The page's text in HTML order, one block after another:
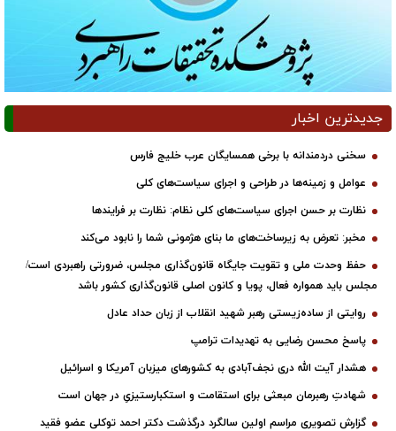
جدیدترین اخبار
سخنی دردمندانه با برخی همسایگان عرب خلیج فارس
عوامل و زمینه‌ها در طراحی و اجرای سیاست‌های کلی
نظارت بر حسن اجرای سیاست‌های کلی نظام: نظارت بر فرایندها
مخبر: تعرض به زیرساخت‌های ما بنای هژمونی شما را نابود می‌کند
حفظ وحدت ملی و تقویت جایگاه قانون‌گذاری مجلس، ضرورتی راهبردی است/
مجلس باید همواره فعال، پویا و کانون اصلی قانون‌گذاری کشور باشد
روایتی از ساده‌زیستی رهبر شهید انقلاب از زبان حداد عادل
پاسخ محسن رضایی به تهدیدات ترامپ
هشدار آیت الله دری نجف‌آبادی به کشورهای میزبان آمریکا و اسرائیل
شهادتِ رهبرمان مبعثی برای استقامت و استکبارستیزیِ در جهان است
گزارش تصویری مراسم اولین سالگرد درگذشت دکتر احمد توکلی عضو فقید